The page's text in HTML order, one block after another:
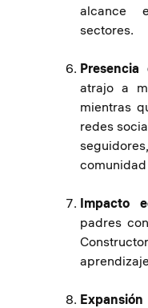
alcance
sectores.
Presencia
atrajo a
mientras
redes
Impacto
padres